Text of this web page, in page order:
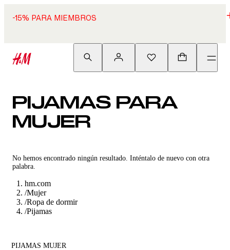
-15% PARA MIEMBROS
PIJAMAS PARA
MUJER
No hemos encontrado ningún resultado. Inténtalo de nuevo con otra
palabra.
hm.com
/Mujer
/Ropa de dormir
/Pijamas
PIJAMAS MUJER